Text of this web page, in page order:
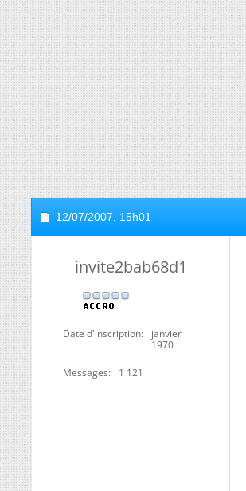
12/07/2007, 15h01
invite2bab68d1
Date d'inscription
janvier
1970
Messages 1 121